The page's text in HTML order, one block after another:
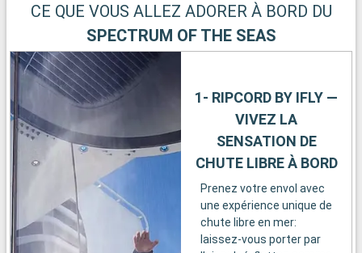
CE QUE VOUS ALLEZ ADORER À BORD DU
SPECTRUM OF THE SEAS
1- RIPCORD BY IFLY —
VIVEZ LA
SENSATION DE
CHUTE LIBRE À BORD
Prenez votre envol avec
une expérience unique de
chute libre en mer:
laissez-vous porter par